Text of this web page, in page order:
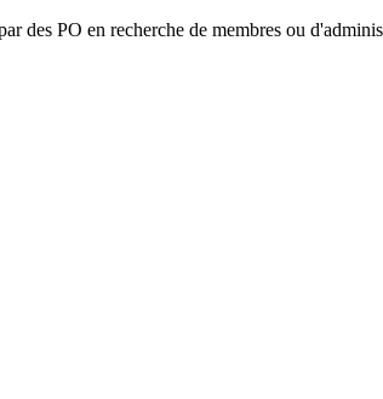
des PO en recherche de membres ou